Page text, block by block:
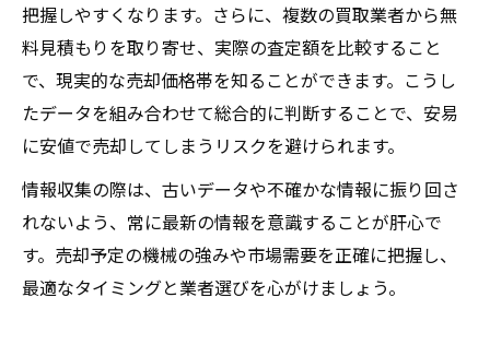
把握しやすくなります。さらに、複数の買取業者から無
料見積もりを取り寄せ、実際の査定額を比較すること
で、現実的な売却価格帯を知ることができます。こうし
たデータを組み合わせて総合的に判断することで、安易
に安値で売却してしまうリスクを避けられます。
情報収集の際は、古いデータや不確かな情報に振り回さ
れないよう、常に最新の情報を意識することが肝心で
す。売却予定の機械の強みや市場需要を正確に把握し、
最適なタイミングと業者選びを心がけましょう。